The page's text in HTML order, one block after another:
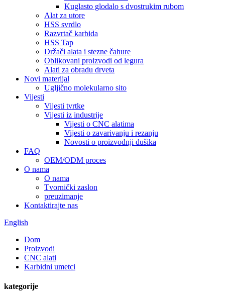
Kuglasto glodalo s dvostrukim rubom
Alat za utore
HSS svrdlo
Razvrtač karbida
HSS Tap
Držači alata i stezne čahure
Oblikovani proizvodi od legura
Alati za obradu drveta
Novi materijal
Ugljično molekularno sito
Vijesti
Vijesti tvrtke
Vijesti iz industrije
Vijesti o CNC alatima
Vijesti o zavarivanju i rezanju
Novosti o proizvodnji dušika
FAQ
OEM/ODM proces
O nama
O nama
Tvornički zaslon
preuzimanje
Kontaktirajte nas
English
Dom
Proizvodi
CNC alati
Karbidni umetci
kategorije